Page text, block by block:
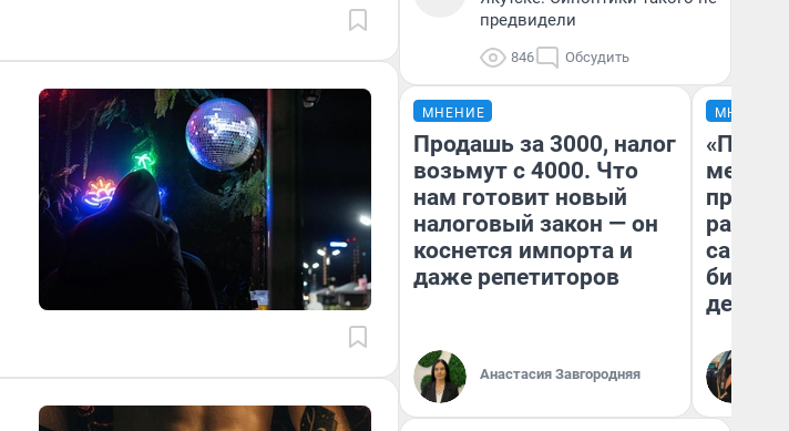
предвидели
846 Обсудить
МНЕНИЕ
Продашь за 3000, налог
возьмут с 4000. Что
нам готовит новый
налоговый закон — он
коснется импорта и
даже репетиторов
Анастасия Завгородняя
МНЕНИЕ
самом